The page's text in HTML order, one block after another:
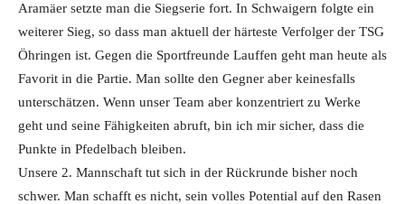
Aramäer setzte man die Siegserie fort. In Schwaigern folgte ein
weiterer Sieg, so dass man aktuell der härteste Verfolger der TSG
Öhringen ist. Gegen die Sportfreunde Lauffen geht man heute als
Favorit in die Partie. Man sollte den Gegner aber keinesfalls
unterschätzen. Wenn unser Team aber konzentriert zu Werke
geht und seine Fähigkeiten abruft, bin ich mir sicher, dass die
Punkte in Pfedelbach bleiben.
Unsere 2. Mannschaft tut sich in der Rückrunde bisher noch
schwer. Man schafft es nicht, sein volles Potential auf den Rasen